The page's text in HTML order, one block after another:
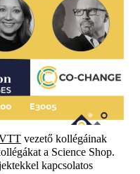
vezető kollégáinak
a Science Shop.
kapcsolatos